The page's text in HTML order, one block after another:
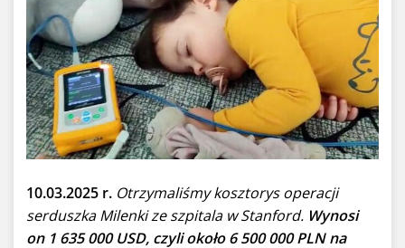
10.03.2025 r. Otrzymaliśmy kosztorys operacji
serduszka Milenki ze szpitala w Stanford. Wynosi
on 1 635 000 USD, czyli około 6 500 000 PLN na